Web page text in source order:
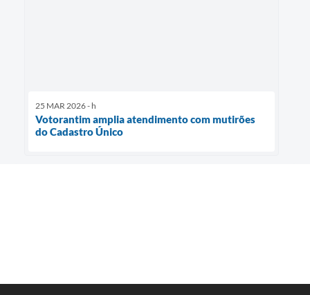
25 MAR 2026 - h
Votorantim amplia atendimento com mutirões
do Cadastro Único